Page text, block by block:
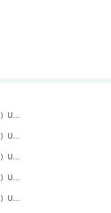
高中英语人教版选修二（2019）Unit 1 Build up your vocabulary（教案）
高中英语人教版选修二（2019）Unit 4 Using Language（教案）
高中英语人教版选修二（2019）Unit 2 Using Language（教案）
高中英语人教版选修二（2019）Unit 2 Reading and Thinking（教案）
高中英语人教版选修二（2019）Unit 2 Discover useful structures（教案）